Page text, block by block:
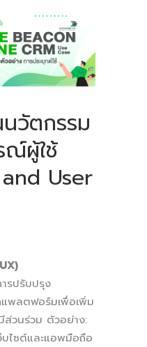
วัตกรรม
ณ์ผู้ใช้
User
รปรับปรุง
พลตฟอร์มเพื่อเพิ่ม
ส่วนร่วม ตัวอย่าง:
บไซต์และแอพมือถือ